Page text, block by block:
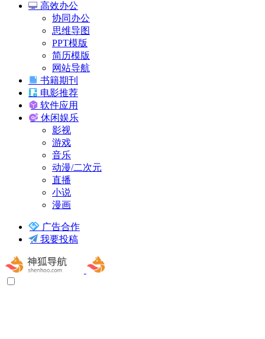
高效办公
协同办公
思维导图
PPT模版
简历模版
网站导航
书籍期刊
电影推荐
软件应用
休闲娱乐
影视
游戏
音乐
动漫/二次元
直播
小说
漫画
广告合作
我要投稿